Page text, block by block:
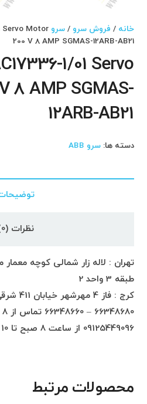
خانه / فروش سرو /سرو ABBServo Motor
200 V 8 AMP SGMAS-12ARB-AB21
1/01 Servo
8 AMP SGMAS-
12ARB-AB21
دسته ها:سرو ABB
نظرات (0)
تهران : لاله زار شمالی کوچه
طبقه 3 واحد 2
کرج : فاز 4 مهرشهر خیابان 411 شرقی پلاک 114 واحد 1
66348680 – 66348660 تماس از 8 صبح تا 6 شب
09125449096 از ساعت 8 صبح تا 10 شب
محصولات مرتبط